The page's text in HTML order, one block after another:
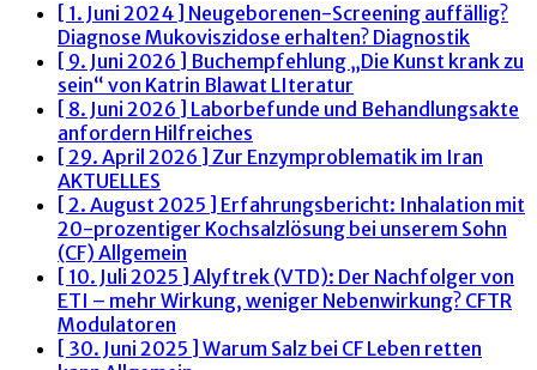
[ 1. Juni 2024 ] Neugeborenen-Screening auffällig?
Diagnose Mukoviszidose erhalten? Diagnostik
[ 9. Juni 2026 ] Buchempfehlung „Die Kunst krank zu
sein“ von Katrin Blawat LIteratur
[ 8. Juni 2026 ] Laborbefunde und Behandlungsakte
anfordern Hilfreiches
[ 29. April 2026 ] Zur Enzymproblematik im Iran
AKTUELLES
[ 2. August 2025 ] Erfahrungsbericht: Inhalation mit
20-prozentiger Kochsalzlösung bei unserem Sohn
(CF) Allgemein
[ 10. Juli 2025 ] Alyftrek (VTD): Der Nachfolger von
ETI – mehr Wirkung, weniger Nebenwirkung? CFTR
Modulatoren
[ 30. Juni 2025 ] Warum Salz bei CF Leben retten